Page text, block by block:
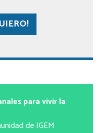
para vivir la
de IGEM